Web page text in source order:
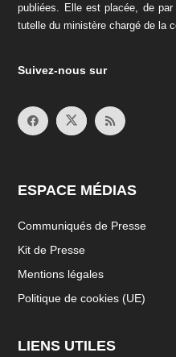
publiées. Elle est placée, de
tutelle du ministère chargé de la
Suivez-nous sur
ESPACE MÉDIAS
Communiqués de Presse
Kit de Presse
Mentions légales
Politique de cookies (UE)
LIENS UTILES